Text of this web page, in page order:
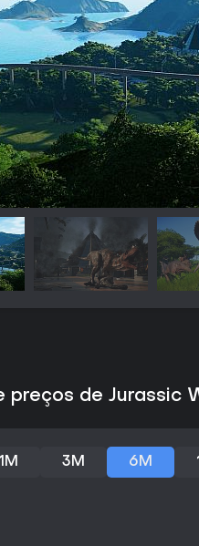
preços de Jurassic
1M 3M 6M